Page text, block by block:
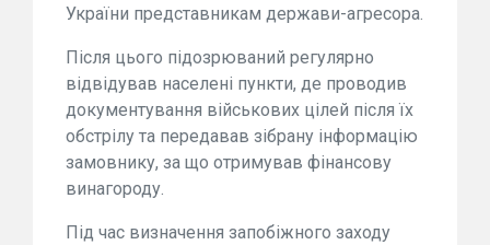
України представникам держави-агресора.
Після цього підозрюваний регулярно
відвідував населені пункти, де проводив
документування військових цілей після їх
обстрілу та передавав зібрану інформацію
замовнику, за що отримував фінансову
винагороду.
Під час визначення запобіжного заходу